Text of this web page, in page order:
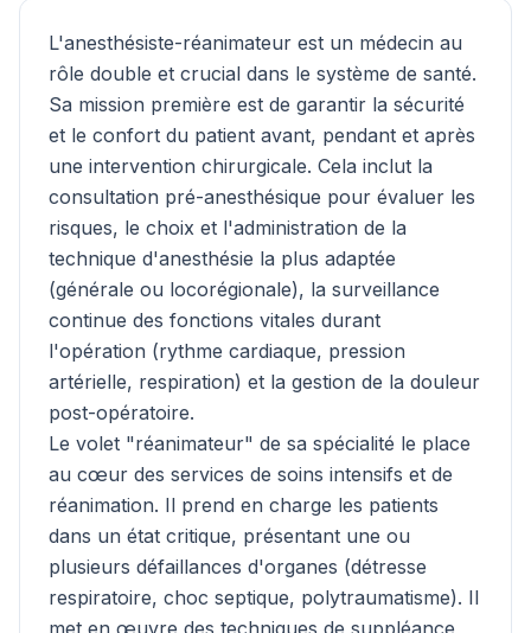
L'anesthésiste-réanimateur est un médecin au
rôle double et crucial dans le système de santé.
Sa mission première est de garantir la sécurité
et le confort du patient avant, pendant et après
une intervention chirurgicale. Cela inclut la
consultation pré-anesthésique pour évaluer les
risques, le choix et l'administration de la
technique d'anesthésie la plus adaptée
(générale ou locorégionale), la surveillance
continue des fonctions vitales durant
l'opération (rythme cardiaque, pression
artérielle, respiration) et la gestion de la douleur
post-opératoire.
Le volet "réanimateur" de sa spécialité le place
au cœur des services de soins intensifs et de
réanimation. Il prend en charge les patients
dans un état critique, présentant une ou
plusieurs défaillances d'organes (détresse
respiratoire, choc septique, polytraumatisme). Il
met en œuvre des techniques de suppléance